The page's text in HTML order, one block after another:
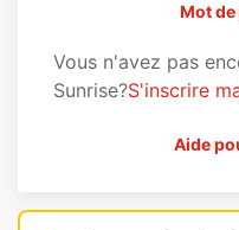
Mot
Vous n'avez pas
Sunrise?S'inscrire
Aide